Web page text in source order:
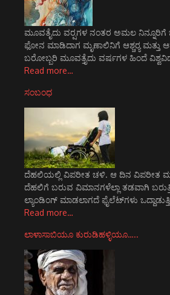
ಮೂವತೈದು ವರ್‍ಷಗಳ ನಂತರ ಅಮಲ ನಿನ್ನೂರಿಗೆ
ಫೋನ ಮಾಡಿದಾಗ ಮೃಣಾಲಿನಿಗೆ ಆಶ್ಚರ್‍ಯ ಮತ್ತು
ಬರೋಬ್ಬರಿ ಮೂವತ್ತೈದು ವರ್ಷಗಳ ಹಿಂದೆ
Read more…
ಸಂಬಂಧ
ದೆಹಲಿಯಲ್ಲಿ ವಿಪರೀತ ಚಳಿ. ಆ ದಿನ ವಿಪರೀತ
ದೆಹಲಿಗೆ ಬರುವ ವಿಮಾನಗಳೆಲ್ಲಾ ತಡವಾಗಿ
ಲ್ಯಾಂಡಿಂಗ್ ಮಾಡಲಾಗದೆ ಫೈಲೆಟ್‌ಗಳು
Read more…
ಲಾಳಾಸಾಬಿಯೂ ಕುರುಡಿಹಳ್ಳಿಯೂ…..